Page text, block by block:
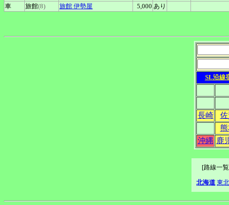
車
旅館(8) 旅館 伊勢屋 5,000 あり
SL沿線
長崎
沖縄 鹿
[路線一
北海道 東北